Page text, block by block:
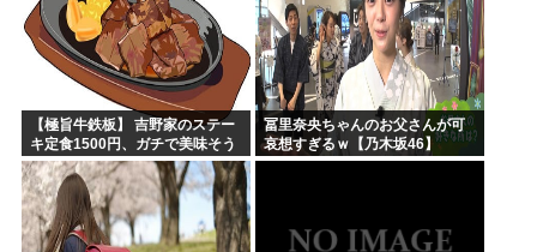
【極旨牛鉄板】 吉野家のステー
キ定食1500円、ガチで美味そう
ｗｗｗ
冨里奈央ちゃんのお父さんが可
哀想すぎるｗ【乃木坂46】